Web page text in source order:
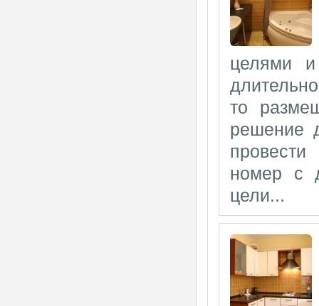
целями
то
решение
номер с
цели...